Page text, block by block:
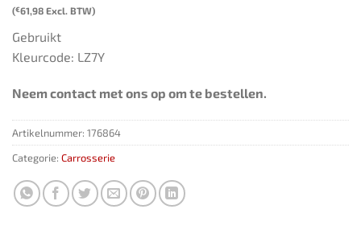
(€61,98 Excl. BTW)
Gebruikt
Kleurcode: LZ7Y
Neem contact met ons op om te bestellen.
Artikelnummer: 176864
Categorie: Carrosserie